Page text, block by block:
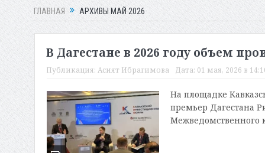
ГЛАВНАЯ АРХИВЫ МАЙ 2026
В Дагестане в 2026 году объем
Публикация:Асият Ибрагимова Дата: 01 мая, 2026 в
На площадке
премьер Дагестана
Межведомственного